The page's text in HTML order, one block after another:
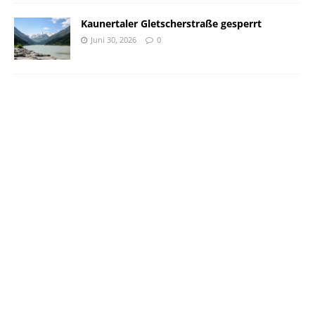
Kaunertaler Gletscherstraße gesperrt
Juni 30, 2026 0